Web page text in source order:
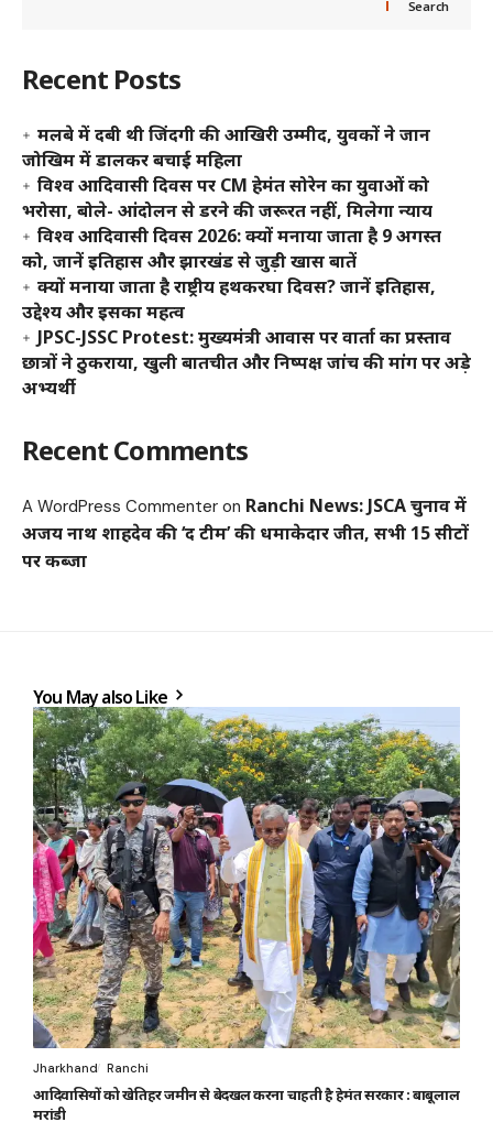
Search
Recent Posts
मलबे में दबी थी जिंदगी की आखिरी उम्मीद, युवकों ने जान
जोखिम में डालकर बचाई महिला
विश्व आदिवासी दिवस पर CM हेमंत सोरेन का युवाओं को
भरोसा, बोले- आंदोलन से डरने की जरूरत नहीं, मिलेगा न्याय
विश्व आदिवासी दिवस 2026: क्यों मनाया जाता है 9 अगस्त
को, जानें इतिहास और झारखंड से जुड़ी खास बातें
क्यों मनाया जाता है राष्ट्रीय हथकरघा दिवस? जानें इतिहास,
उद्देश्य और इसका महत्व
JPSC-JSSC Protest: मुख्यमंत्री आवास पर वार्ता का प्रस्ताव
छात्रों ने ठुकराया, खुली बातचीत और निष्पक्ष जांच की मांग पर अड़े
अभ्यर्थी
Recent Comments
A WordPress Commenter on Ranchi News: JSCA चुनाव में
अजय नाथ शाहदेव की ‘द टीम’ की धमाकेदार जीत, सभी 15 सीटों
पर कब्जा
You May also Like
Jharkhand Ranchi
आदिवासियों को खेतिहर जमीन से बेदखल करना चाहती है हेमंत सरकार : बाबूलाल
मरांडी